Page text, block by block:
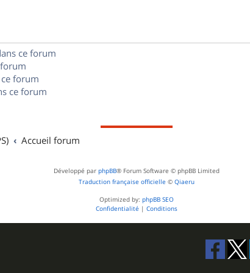
ce forum
forum
ce forum
Accueil forum
Développé par phpBB® Forum Software © phpBB Limited
Traduction française officielle © Qiaeru
Optimized by: phpBB SEO
Confidentialité | Conditions